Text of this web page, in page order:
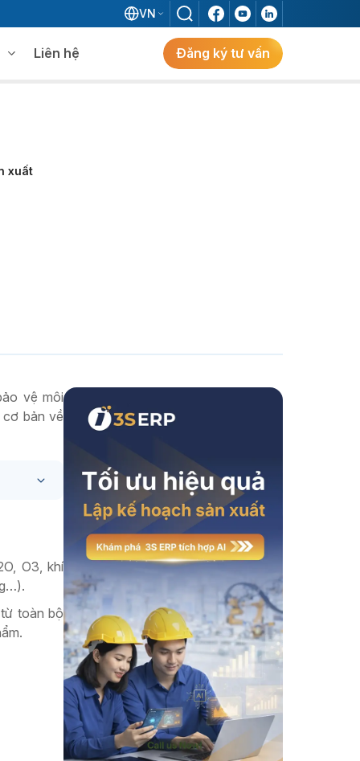
VN
Tại Việt Nam.
Xem thêm
Liên hệ Đăng ký tư vấn
xuất
vệ môi
bản về
O3, khí
toàn bộ